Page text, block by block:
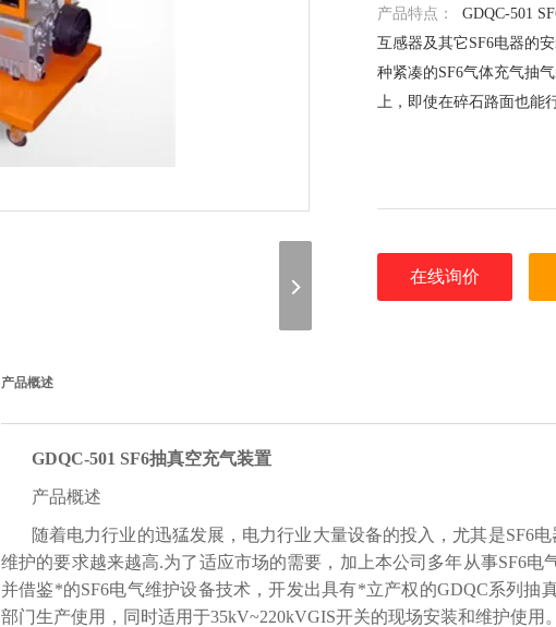
产品特点： GDQC-501
互感器及其它SF6电器的
种紧凑的SF6气体充气抽
上，即使在碎石路面也能
在线询价
产品概述
GDQC-501 SF6抽真空充气装置
产品概述
随着电力行业的迅猛发展，电力行业大量设备的投入，尤其是SF6
维护的要求越来越高.为了适应市场的需要，加上本公司多年从事SF6电
并借鉴*的SF6电气维护设备技术，开发出具有*立产权的GDQC系列抽
部门生产使用，同时适用于35kV~220kVGIS开关的现场安装和维护使用。